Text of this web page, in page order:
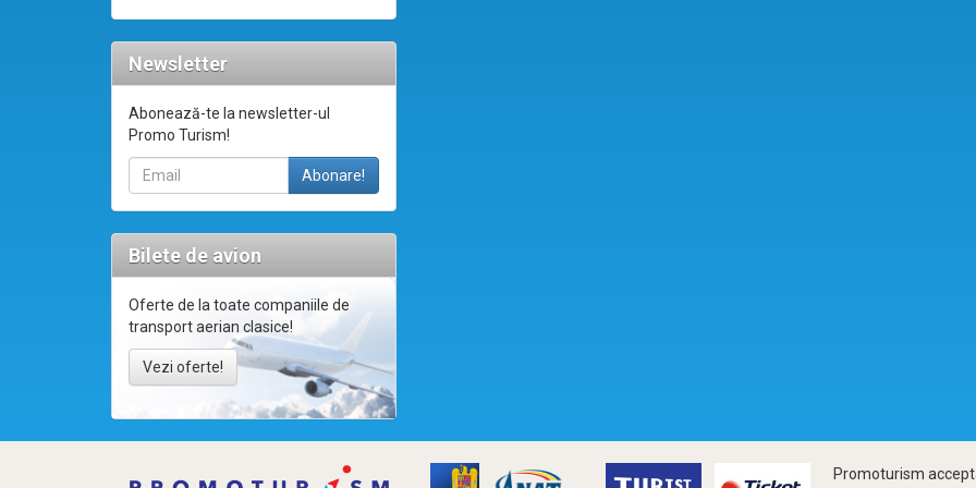
Newsletter
Abonează-te la newsletter-ul
Promo Turism!
Bilete de avion
Oferte de la toate companiile de
transport aerian clasice!
Vezi oferte!
Promoturism